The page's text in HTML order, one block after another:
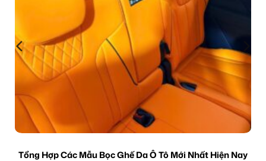
Tổng Hợp Các Mẫu Bọc Ghế Da Ô Tô Mới Nhất Hiện Nay